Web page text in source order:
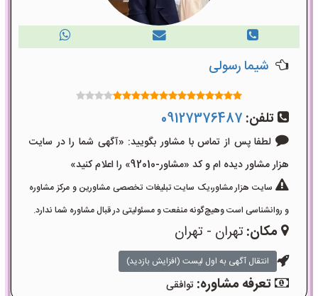
شیما رسولی
تلفن: 09127376487
لطفا پس از تماس با مشاور بگویید: «آگهی شما را در سایت
هزار مشاور دیده ام و کد «مشاور-92010» را اعلام کنید»
سایت هزار مشاور،یک سایت تبلیغات تخصصی مشاورین و مرکز مشاوره
و روانشناسی است وهیچ‌گونه منفعت و مسئولیتی در قبال مشاوره شما ندارد.
مکان:تهران - تهران
انتقال آگهی به اول لیست (افزایش بازدید)
تعرفه مشاوره: توافقی